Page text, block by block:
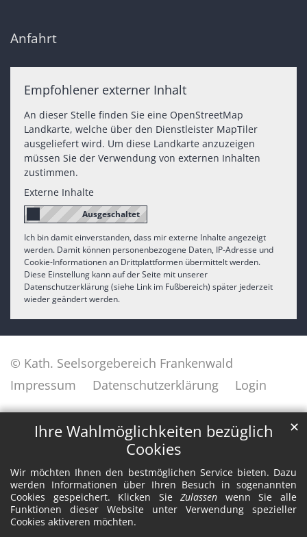
Ihre Wahlmöglichkeiten bezüglich
Cookies
Wir möchten Ihnen den bestmöglichen Service bieten. Dazu
werden Informationen über Ihren Besuch in sogenannten
Cookies gespeichert. Klicken SieZulassen wenn Sie alle
Funktionen dieser Website unter Verwendung spezieller
Cookies aktiveren möchten.
✕
Anfahrt
Empfohlener externer Inhalt
An dieser Stelle finden Sie eine OpenStreetMap
Landkarte, welche über den Dienstleister MapTiler
ausgeliefert wird. Um diese Landkarte anzuzeigen
müssen Sie der Verwendung von externen Inhalten
zustimmen.
Externe Inhalte
Ich bin damit einverstanden, dass mir externe Inhalte angezeigt
werden. Damit können personenbezogene Daten, IP-Adresse und
Cookie-Informationen an Drittplattformen übermittelt werden.
Diese Einstellung kann auf der Seite mit unserer
Datenschutzerklärung (siehe Link im Fußbereich) später jederzeit
wieder geändert werden.
© Kath. Seelsorgebereich Frankenwald
Impressum
Datenschutzerklärung Login